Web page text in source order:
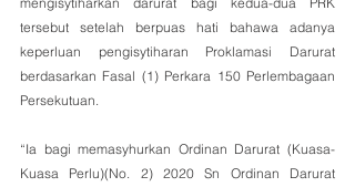
tersebut setelah berpuas hati bahawa adanya
keperluan pengisytiharan Proklamasi Darurat
berdasarkan Fasal (1) Perkara 150 Perlembagaan
Persekutuan.
“Ia bagi memasyhurkan Ordinan Darurat (Kuasa-
Kuasa Perlu)(No. 2) 2020 Sn Ordinan Darurat